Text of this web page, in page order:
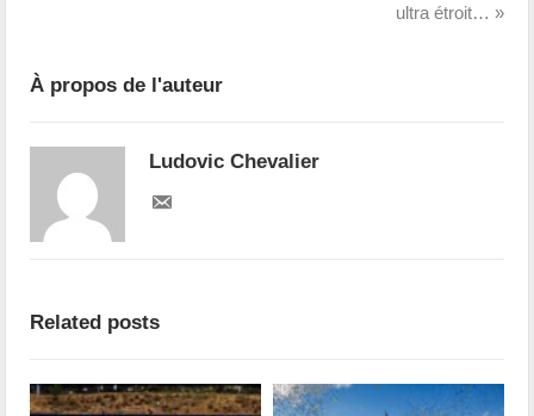
ultra étroit… »
À propos de l'auteur
Ludovic Chevalier
Related posts